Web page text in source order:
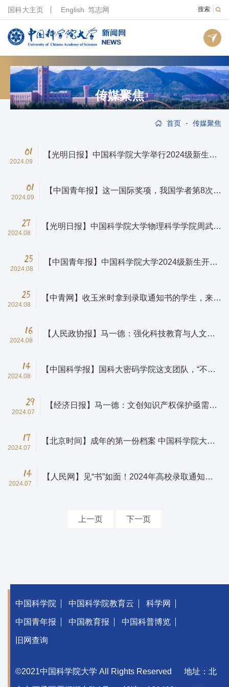
搜索
国科大主页 English 笃志网
传媒聚焦
首页 - 传媒聚焦
01
2024.09
【光明日报】中国科学院大学举行2024级新生开
01
2024.09
【中国青年报】这一国际奖项，我国学者第8次获
27
2024.08
【光明日报】中国科学院大学物理科学学院周武教
25
2024.08
【中国青年报】中国科学院大学2024级新生开学
25
2024.08
【中青网】收玉米时拿到录取通知书的学生，来到
16
2024.08
【人民政协报】马一德：强化科技教育与人文教
14
2024.08
【中国科学报】国科大密码学院这支团队，“不揉
29
2024.07
【经济日报】马一德：文创知识产权保护亟需加
17
2024.07
【北京时间】成年的第一份档案 中国科学院大学
14
2024.07
【人民网】见“书”如面！2024年高校录取通知书送
上一页 下一页
中国科学院 中国科学院教育云 科学网
中国青年报 中国教育报 中国科普博览
旧网查询
©2021中国科学院大学 All Rights Reserved 地址：北